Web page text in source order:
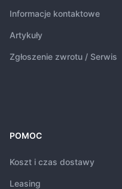
Informacje kontaktowe
Artykuły
Zgłoszenie zwrotu / Serwis
POMOC
Koszt i czas dostawy
Leasing